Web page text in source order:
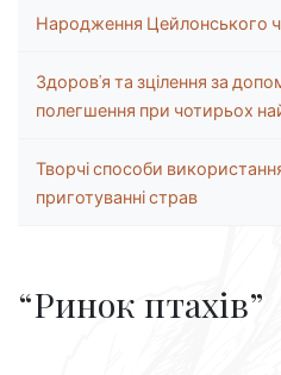
Народження Цейлонського
Здоров’я та зцілення за
полегшення при чотирьох
Творчі способи
приготуванні страв
“Ринок птахів”